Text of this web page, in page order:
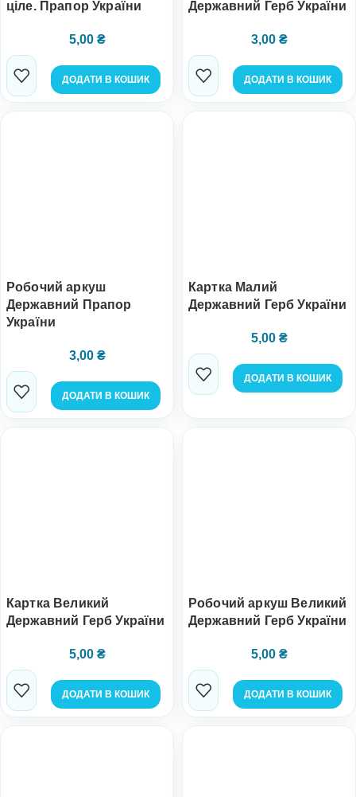
ціле. Прапор України
5,00 ₴
ДОДАТИ В КОШИК
Державний Герб України
3,00 ₴
ДОДАТИ В КОШИК
Робочий аркуш
Державний Прапор
України
3,00 ₴
ДОДАТИ В КОШИК
Картка Малий
Державний Герб України
5,00 ₴
ДОДАТИ В КОШИК
Картка Великий
Державний Герб України
5,00 ₴
ДОДАТИ В КОШИК
Робочий аркуш Великий
Державний Герб України
5,00 ₴
ДОДАТИ В КОШИК